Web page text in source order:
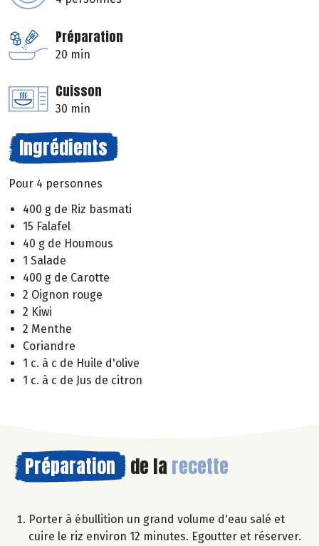
Préparation
20 min
Cuisson
30 min
Ingrédients
Pour 4 personnes
400 g de Riz basmati
15 Falafel
40 g de Houmous
1 Salade
400 g de Carotte
2 Oignon rouge
2 Kiwi
2 Menthe
Coriandre
1 c. à c de Huile d'olive
1 c. à c de Jus de citron
Préparation de la recette
Porter à ébullition un grand volume d'eau salé et
cuire le riz environ 12 minutes. Egoutter et réserver.